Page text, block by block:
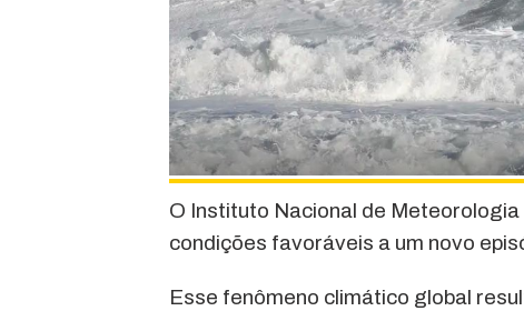
O Instituto Nacional de
condições favoráveis a um novo
Esse fenômeno climático global